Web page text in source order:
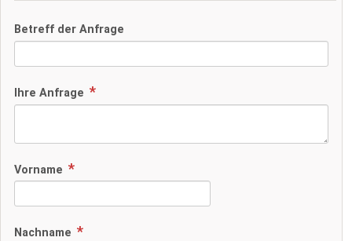
Betreff der Anfrage
Ihre Anfrage
Vorname
Nachname